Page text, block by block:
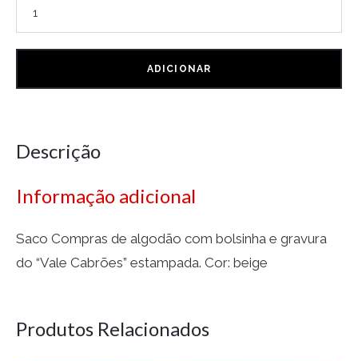
ADICIONAR
Descrição
Informação adicional
Saco Compras de algodão com bolsinha e gravura
do “Vale Cabrões” estampada. Cor: beige
Produtos Relacionados